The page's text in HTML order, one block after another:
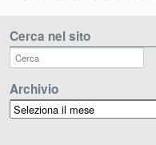
Cerca nel sito
Archivio
Archivio